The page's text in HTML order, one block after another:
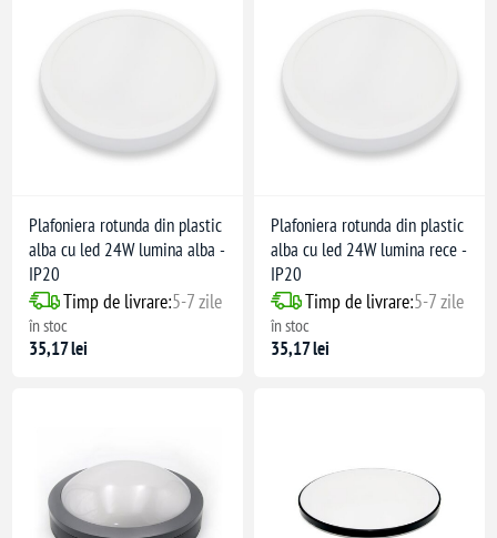
Plafoniera rotunda din plastic
alba cu led 24W lumina alba -
IP20
Timp de livrare:5-7 zile
în stoc
35,17 lei
Plafoniera rotunda din plastic
alba cu led 24W lumina rece -
IP20
Timp de livrare:5-7 zile
în stoc
35,17 lei